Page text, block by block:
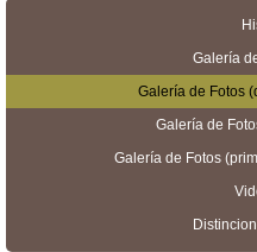
Galería
Galería de Fotos
Galería de
Galería de Fotos